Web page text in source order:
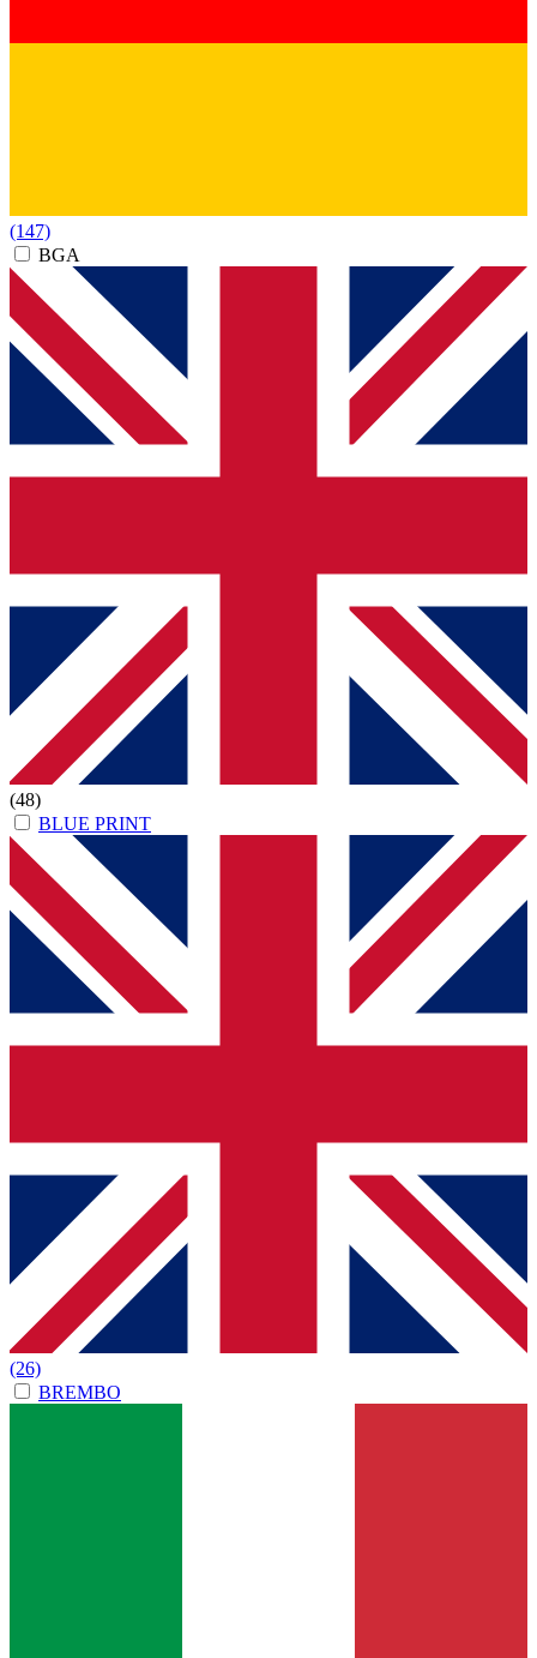
(147)
BGA
(48)
BLUE PRINT
(26)
BREMBO